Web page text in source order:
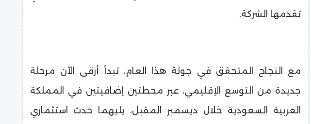
تقدمها الشركة.
مع النجاح المتحقق في جولة هذا العام، تبدأ أرقى الآن مرحلة
جديدة من التوسع الإقليمي، عبر محطتين إضافيتين في المملكة
العربية السعودية خلال ديسمبر المقبل، يليهما حدث استثماري